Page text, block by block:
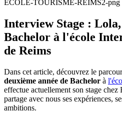
Interview Stage :
Bachelor à l'école
de Reims
Dans cet article, découvrez le
deuxième année de Bachelor à
effectue actuellement son stage
partage avec nous ses expériences,
ambitions.